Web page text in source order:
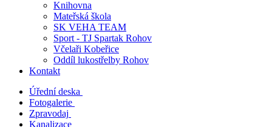
Knihovna
Mateřská škola
SK VEHA TEAM
Sport - TJ Spartak Rohov
Včelaři Kobeřice
Oddíl lukostřelby Rohov
Kontakt
Úřední deska
Fotogalerie
Zpravodaj
Kanalizace